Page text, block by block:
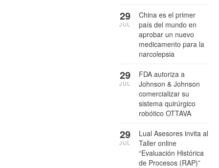
China es el primer
país del mundo en
aprobar un nuevo
medicamento para la
narcolepsia
29
JUL
FDA autoriza a
Johnson & Johnson
comercializar su
sistema quirúrgico
robótico OTTAVA
29
JUL
Lual Asesores invita al
Taller online
“Evaluación Histórica
de Procesos (RAP)”
29
JUL